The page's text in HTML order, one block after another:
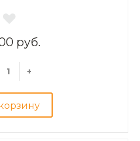
руб.
+